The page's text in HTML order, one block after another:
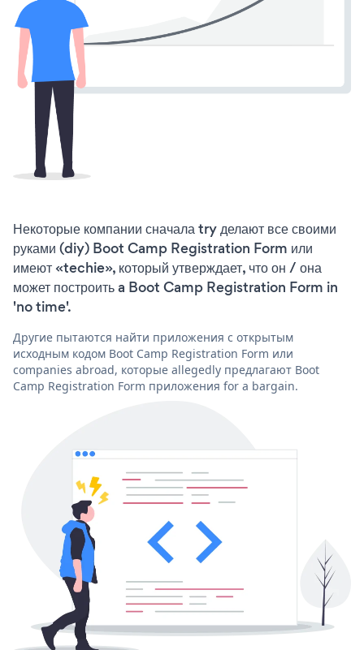
Некоторые компании сначала try делают все своими
руками (diy) Boot Camp Registration Form или
имеют «techie», который утверждает, что он / она
может построить a Boot Camp Registration Form in
'no time'.
Другие пытаются найти приложения с открытым
исходным кодом Boot Camp Registration Form или
companies abroad, которые allegedly предлагают Boot
Camp Registration Form приложения for a bargain.